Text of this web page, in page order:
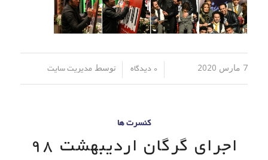
7 مارس 2020 / 0 دیدگاه توسط مدیریت سایت
کنسرت ها
اجرای گرگان اردیبهشت 98